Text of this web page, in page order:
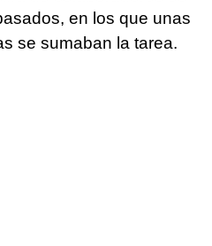
en los que unas
se sumaban la tarea.